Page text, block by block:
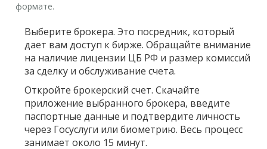
формате.
Выберите брокера. Это посредник, который
дает вам доступ к бирже. Обращайте внимание
на наличие лицензии ЦБ РФ и размер комиссий
за сделку и обслуживание счета.
Откройте брокерский счет. Скачайте
приложение выбранного брокера, введите
паспортные данные и подтвердите личность
через Госуслуги или биометрию. Весь процесс
занимает около 15 минут.